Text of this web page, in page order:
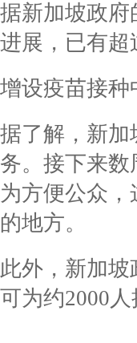
据新加坡政
进展，已有超
增设疫苗接种
据了解，新加
务。接下来
为方便公众
的地方。
此外，新加
可为约2000人